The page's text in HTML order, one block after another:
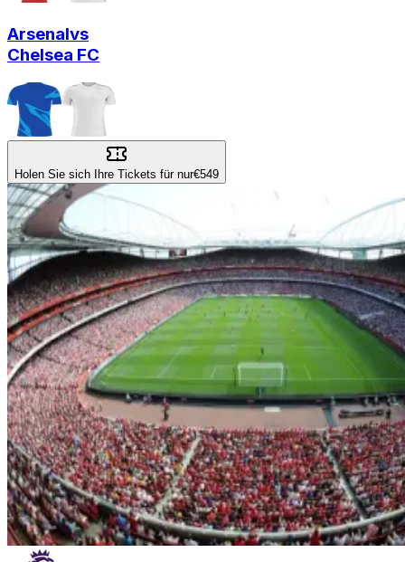
Arsenalvs
Chelsea FC
Holen Sie sich Ihre Tickets für nur€549